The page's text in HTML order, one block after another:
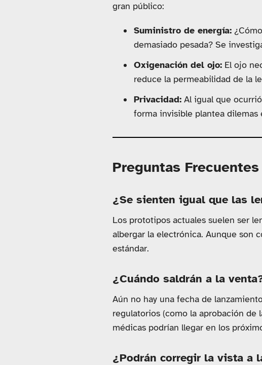
gran público:
Suministro de energía:
demasiado pesada? Se
Oxigenación del ojo: El ojo
reduce la permeabilidad de la
Privacidad: Al igual que
forma invisible plantea
Preguntas Frecuentes
¿Se sienten igual que las
Los prototipos actuales suelen ser
albergar la electrónica. Aunque son
estándar.
¿Cuándo saldrán a la
Aún no hay una fecha de
regulatorios (como la aprobación de
médicas podrían llegar en los
¿Podrán corregir la vista a